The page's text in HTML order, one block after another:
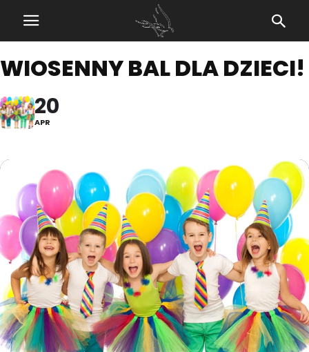
WIOSENNY BAL DLA DZIECI!
20
APR